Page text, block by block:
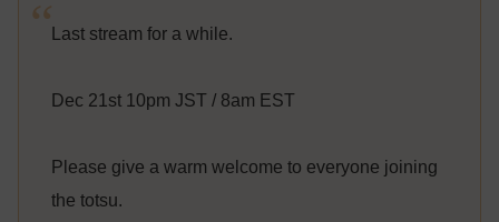
Last stream for a while.
Dec 21st 10pm JST / 8am EST
Please give a warm welcome to everyone joining
the totsu.